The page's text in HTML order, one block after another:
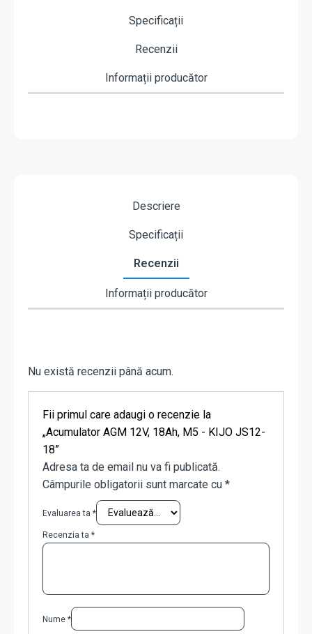
Specificații
Recenzii
Informații producător
Descriere
Specificații
Recenzii
Informații producător
Nu există recenzii până acum.
Fii primul care adaugi o recenzie la
„Acumulator AGM 12V, 18Ah, M5 - KIJO JS12-
18”
Adresa ta de email nu va fi publicată.
Câmpurile obligatorii sunt marcate cu *
Evaluarea ta *
Recenzia ta *
Nume *